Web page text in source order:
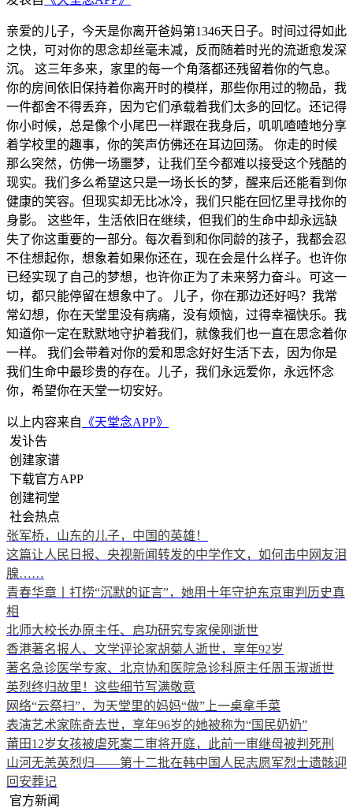
亲爱的儿子，今天是你离开爸妈第1346天日子。时间过得如此
之快，可对你的思念却丝毫未减，反而随着时光的流逝愈发深
沉。 这三年多来，家里的每一个角落都还残留着你的气息。
你的房间依旧保持着你离开时的模样，那些你用过的物品，我
一件都舍不得丢弃，因为它们承载着我们太多的回忆。还记得
你小时候，总是像个小尾巴一样跟在我身后，叽叽喳喳地分享
着学校里的趣事，你的笑声仿佛还在耳边回荡。 你走的时候
那么突然，仿佛一场噩梦，让我们至今都难以接受这个残酷的
现实。我们多么希望这只是一场长长的梦，醒来后还能看到你
健康的笑容。但现实却无比冰冷，我们只能在回忆里寻找你的
身影。 这些年，生活依旧在继续，但我们的生命中却永远缺
失了你这重要的一部分。每次看到和你同龄的孩子，我都会忍
不住想起你，想象着如果你还在，现在会是什么样子。也许你
已经实现了自己的梦想，也许你正为了未来努力奋斗。可这一
切，都只能停留在想象中了。 儿子，你在那边还好吗？我常
常幻想，你在天堂里没有病痛，没有烦恼，过得幸福快乐。我
知道你一定在默默地守护着我们，就像我们也一直在思念着你
一样。 我们会带着对你的爱和思念好好生活下去，因为你是
我们生命中最珍贵的存在。儿子，我们永远爱你，永远怀念
你，希望你在天堂一切安好。
以上内容来自 《天堂念APP》
发讣告
创建家谱
下载官方APP
创建祠堂
社会热点
张军桥，山东的儿子，中国的英雄！
这篇让人民日报、央视新闻转发的中学作文，如何击中网友泪
腺……
青春华章丨打捞“沉默的证言”，她用十年守护东京审判历史真
相
北师大校长办原主任、启功研究专家侯刚逝世
香港著名报人、文学评论家胡菊人逝世，享年92岁
著名急诊医学专家、北京协和医院急诊科原主任周玉淑逝世
英烈终归故里！这些细节写满敬意
网络“云祭扫”，为天堂里的妈妈“做”上一桌拿手菜
表演艺术家陈奇去世，享年96岁的她被称为“国民奶奶”
莆田12岁女孩被虐死案二审将开庭，此前一审继母被判死刑
山河无恙英烈归——第十二批在韩中国人民志愿军烈士遗骸迎
回安葬记
官方新闻